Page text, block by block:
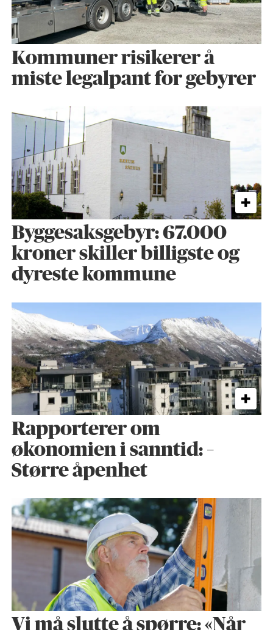
Kommuner risikerer å
miste legalpant for gebyrer
Byggesaks­gebyr: 67.000
kroner skiller billigste og
dyreste kommune
Rapporterer om
økonomien i sanntid: –
Større åpenhet
Vi må slutte å spørre: «Når